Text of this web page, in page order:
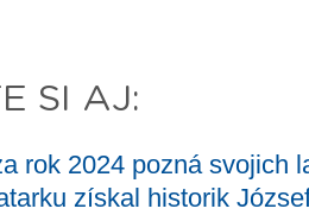
SI AJ:
rok 2024 pozná svojich
získal historik